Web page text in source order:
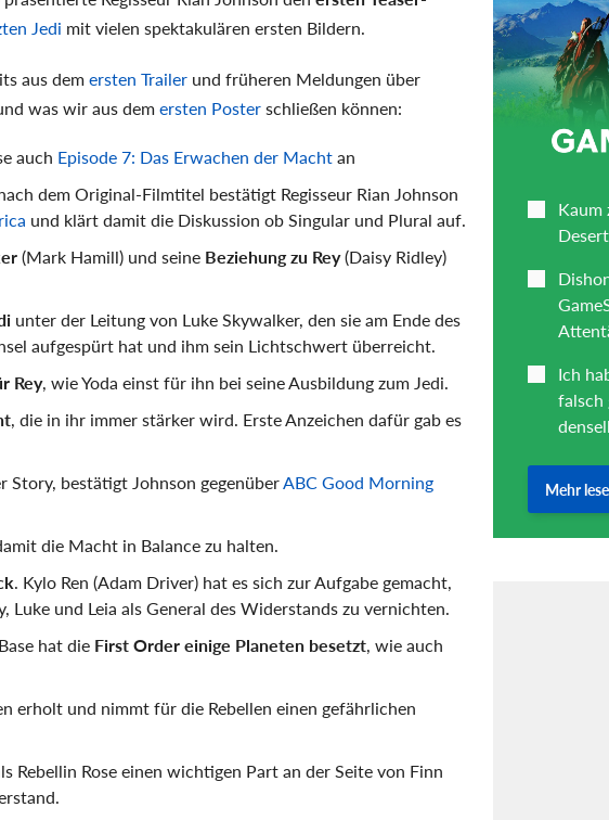
Jedi mit vielen spektakulären ersten Bildern.
aus demersten Trailer und früheren Meldungen über
was wir aus demersten Posterschließen können:
auch Episode 7: Das Erwachen der Machtan
dem Original-Filmtitel bestätigt Regisseur Rian Johnson
und klärt damit die Diskussion ob Singular und Plural auf.
(Mark Hamill) und seine Beziehung zu Rey(Daisy Ridley)
unter der Leitung von Luke Skywalker, den sie am Ende des
aufgespürt hat und ihm sein Lichtschwert überreicht.
Rey, wie Yoda einst für ihn bei seine Ausbildung zum Jedi.
, die in ihr immer stärker wird. Erste Anzeichen dafür gab es
Story, bestätigt Johnson gegenüberABC Good Morning
die Macht in Balance zu halten.
. Kylo Ren (Adam Driver) hat es sich zur Aufgabe gemacht,
Luke und Leia als General des Widerstands zu vernichten.
hat die First Order einige Planeten besetzt, wie auch
erholt und nimmt für die Rebellen einen gefährlichen
Rebellin Rose einen wichtigen Part an der Seite von Finn